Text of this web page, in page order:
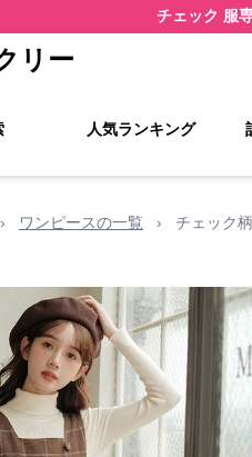
チェック 服
リー
人気ランキング
› ワンピースの一覧 › チェック